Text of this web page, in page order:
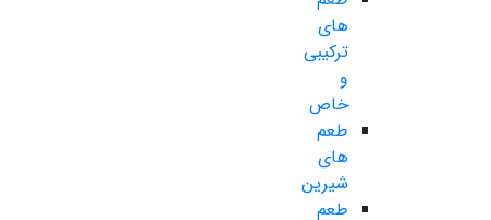
های
ترکیبی
و
خاص
طعم
های
شیرین
طعم